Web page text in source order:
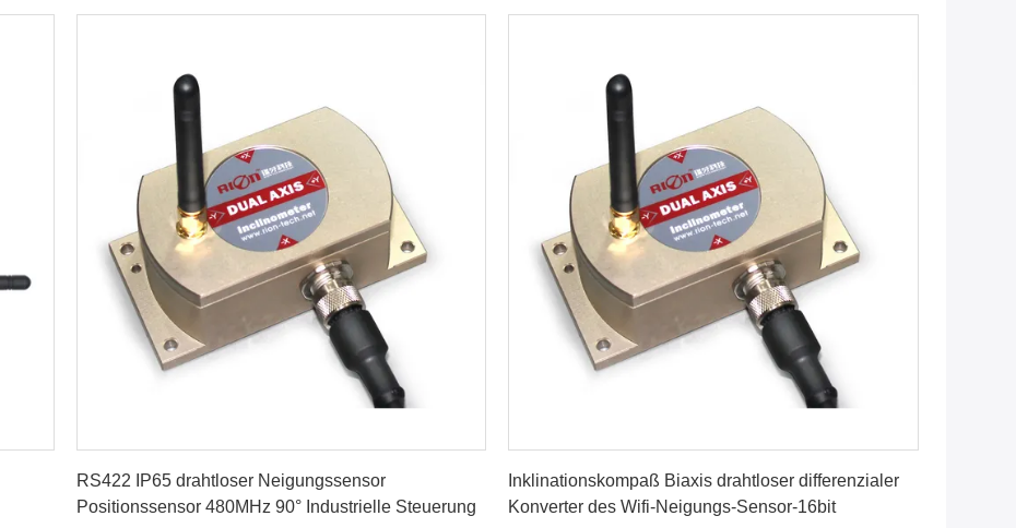
RS422 IP65 drahtloser Neigungssensor
Positionssensor 480MHz 90° Industrielle Steuerung
Inklinationskompaß Biaxis drahtloser differenzialer
Konverter des Wifi-Neigungs-Sensor-16bit